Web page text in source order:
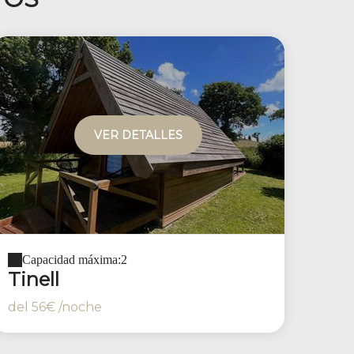
VER DETALLES
Capacidad máxima:2
Tinell
del 56€ /noche